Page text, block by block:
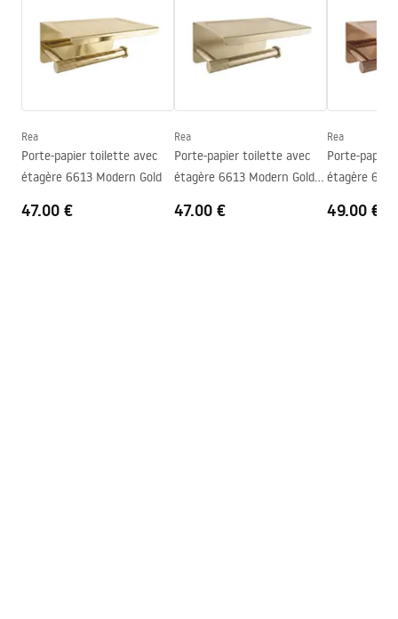
Hauteur
30mm
Profondeur
60mm
Tomi
Rea
Porte-papier toilette avec
étagère 6613 Modern Gold
47.00 €
Rea
Porte-papier toilette avec
étagère 6613 Modern Gold
47.00 €
Rea
Porte-
étagère
49.00 €